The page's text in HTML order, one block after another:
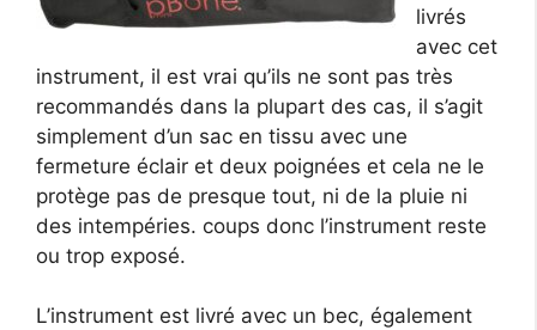
livrés
avec cet
instrument, il est vrai qu’ils ne sont pas très
recommandés dans la plupart des cas, il s’agit
simplement d’un sac en tissu avec une
fermeture éclair et deux poignées et cela ne le
protège pas de presque tout, ni de la pluie ni
des intempéries. coups donc l’instrument reste
ou trop exposé.
L’instrument est livré avec un bec, également